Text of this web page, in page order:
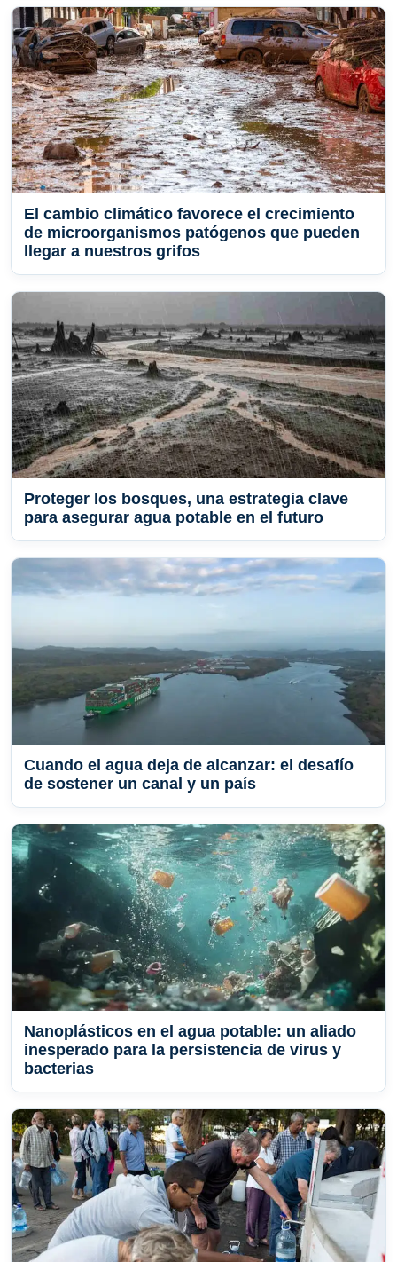
El cambio climático favorece el crecimiento
de microorganismos patógenos que pueden
llegar a nuestros grifos
Proteger los bosques, una estrategia clave
para asegurar agua potable en el futuro
Cuando el agua deja de alcanzar: el desafío
de sostener un canal y un país
Nanoplásticos en el agua potable: un aliado
inesperado para la persistencia de virus y
bacterias